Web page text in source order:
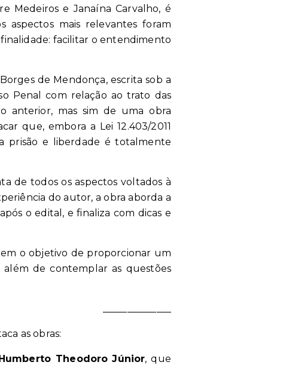
Medeiros e Janaína Carvalho, é
aspectos mais relevantes foram
facilitar o entendimento
de Mendonça, escrita sob a
Penal com relação ao trato das
anterior, mas sim de uma obra
que, embora a Lei 12.403/2011
prisão e liberdade é totalmente
de todos os aspectos voltados à
do autor, a obra aborda a
o edital, e finaliza com dicas e
o objetivo de proporcionar um
de contemplar as questões
as obras:
Theodoro Júnior, que